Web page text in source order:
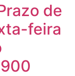
de
feira